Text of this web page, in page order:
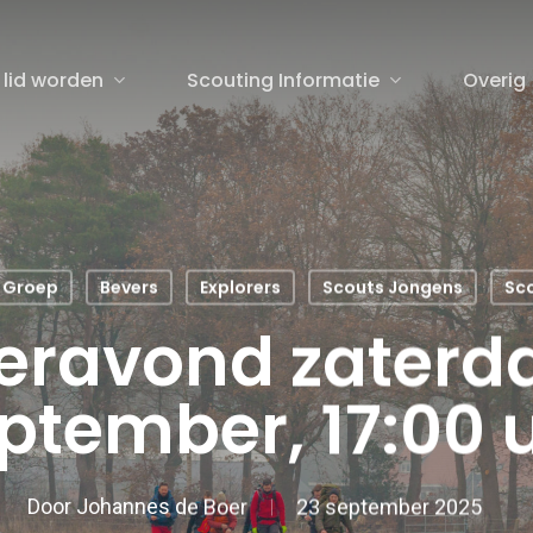
worden Scouting Informatie Overig
Bevers Explorers Scouts Jongens
17:00
DoorJohannes de Boer 23 september 2025